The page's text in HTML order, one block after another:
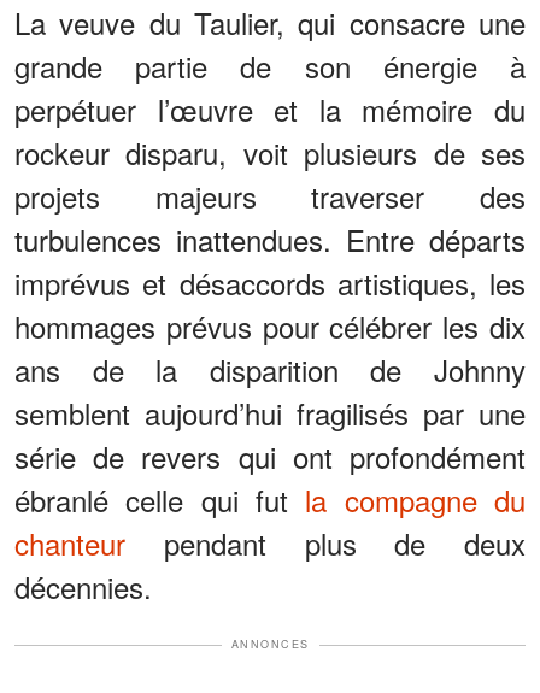
La veuve du Taulier, qui consacre une
grande partie de son énergie à
perpétuer l’œuvre et la mémoire du
rockeur disparu, voit plusieurs de ses
projets majeurs traverser des
turbulences inattendues. Entre départs
imprévus et désaccords artistiques, les
hommages prévus pour célébrer les dix
ans de la disparition de Johnny
semblent aujourd’hui fragilisés par une
série de revers qui ont profondément
ébranlé celle qui fut la compagne du
chanteur pendant plus de deux
décennies.
ANNONCES